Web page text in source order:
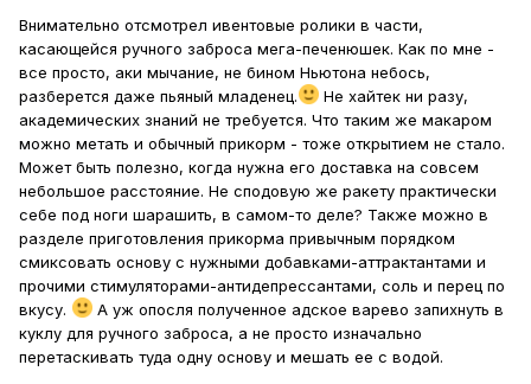
Внимательно отсмотрел ивентовые ролики в части,
касающейся ручного заброса мега-печенюшек. Как по мне -
все просто, аки мычание, не бином Ньютона небось,
разберется даже пьяный младенец.
Не хайтек ни разу,
академических знаний не требуется. Что таким же макаром
можно метать и обычный прикорм - тоже открытием не стало.
Может быть полезно, когда нужна его доставка на совсем
небольшое расстояние. Не сподовую же ракету практически
себе под ноги шарашить, в самом-то деле? Также можно в
разделе приготовления прикорма привычным порядком
смиксовать основу с нужными добавками-аттрактантами и
прочими стимуляторами-антидепрессантами, соль и перец по
вкусу.
А уж опосля полученное адское варево запихнуть в
куклу для ручного заброса, а не просто изначально
перетаскивать туда одну основу и мешать ее с водой.